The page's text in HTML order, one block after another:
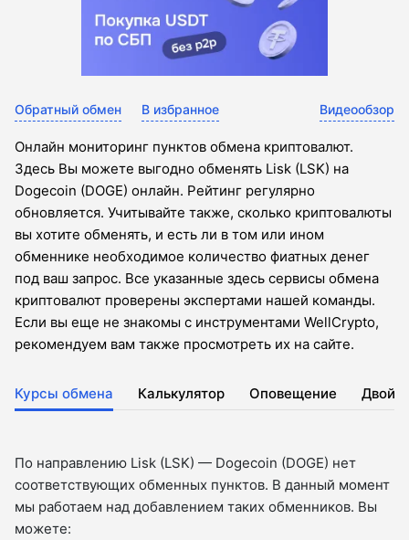
Обратный обмен В избранное Видеообзор
Онлайн мониторинг пунктов обмена криптовалют.
Здесь Вы можете выгодно обменять Lisk (LSK) на
Dogecoin (DOGE) онлайн. Рейтинг регулярно
обновляется. Учитывайте также, сколько криптовалюты
вы хотите обменять, и есть ли в том или ином
обменнике необходимое количество фиатных денег
под ваш запрос. Все указанные здесь сервисы обмена
криптовалют проверены экспертами нашей команды.
Если вы еще не знакомы с инструментами WellCrypto,
рекомендуем вам также просмотреть их на сайте.
Курсы обмена Калькулятор Оповещение
По направлению Lisk (LSK) — Dogecoin (DOGE) нет
соответствующих обменных пунктов. В данный момент
мы работаем над добавлением таких обменников. Вы
можете: